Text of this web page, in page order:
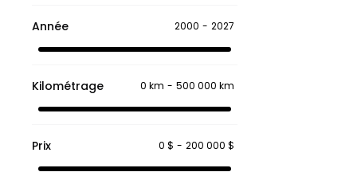
Année 2000 - 2027
Kilométrage 0 km - 500 000 km
Prix 0 $ - 200 000 $